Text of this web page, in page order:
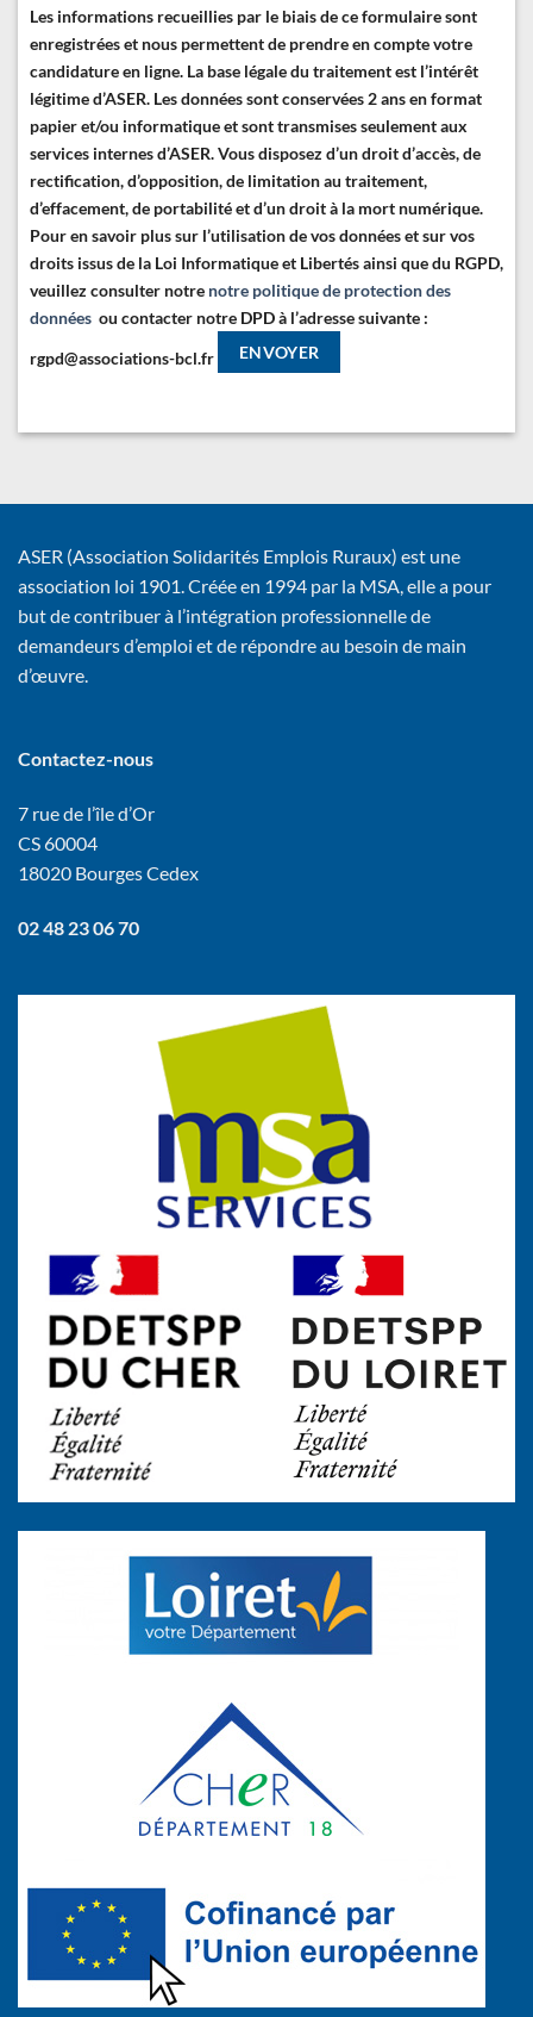
Les informations recueillies par le biais de ce formulaire sont
enregistrées et nous permettent de prendre en compte votre
candidature en ligne. La base légale du traitement est l’intérêt
légitime d’ASER. Les données sont conservées 2 ans en format
papier et/ou informatique et sont transmises seulement aux
services internes d’ASER.Vous disposez d’un droit d’accès, de
rectification, d’opposition, de limitation au traitement,
d’effacement, de portabilité et d’un droit à la mort numérique.
Pour en savoir plus sur l’utilisation de vos données et sur vos
droits issus de la Loi Informatique et Libertés ainsi que du RGPD,
veuillez consulter notre notre politique de protection des
données ou contacter notre DPD à l’adresse suivante :
rgpd@associations-bcl.fr
ASER (Association Solidarités Emplois Ruraux) est une
association loi 1901. Créée en 1994 par la MSA, elle a pour
but de contribuer à l’intégration professionnelle de
demandeurs d’emploi et de répondre au besoin de main
d’œuvre.
Contactez-nous
7 rue de l’île d’Or
CS 60004
18020 Bourges Cedex
02 48 23 06 70